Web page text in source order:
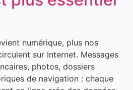
numérique, plus nos
sur Internet. Messages
photos, dossiers
de navigation : chaque